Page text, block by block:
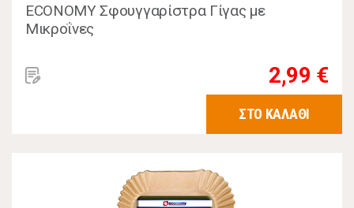
ECONOMY Σφουγγαρίστρα Γίγας με
Μικροΐνες
2,99 €
ΣΤΟ ΚΑΛΑΘΙ